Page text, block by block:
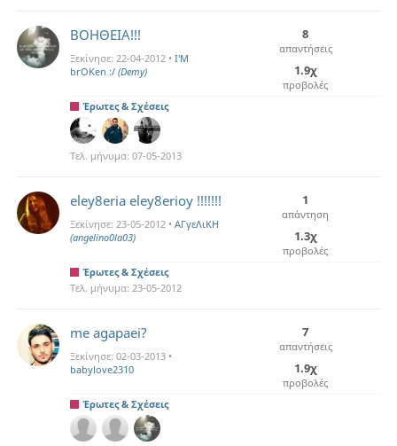
ΒΟΗΘΕΙΑ!!!
Ξεκίνησε: 22-04-2012 • I'M
brOKen :/ (Demy)
8
απαντήσεις
1.9χ
προβολές
Έρωτες & Σχέσεις
Τελ. μήνυμα: 07-05-2013
eley8eria eley8erioy !!!!!!!
Ξεκίνησε: 23-05-2012 • ΑΓγεΛιΚΗ
(angelino0la03)
1
απάντηση
1.3χ
προβολές
Έρωτες & Σχέσεις
Τελ. μήνυμα: 23-05-2012
me agapaei?
Ξεκίνησε: 02-03-2013 •
babylove2310
7
απαντήσεις
1.9χ
προβολές
Έρωτες & Σχέσεις